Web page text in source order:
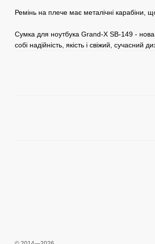
Ремінь на плече має металічні карабіни,
Сумка для ноутбука Grand-X SB-149 -
собі надійність, якість і свіжий, сучасний